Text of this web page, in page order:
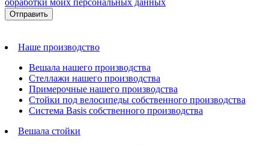
Наше производство
Вешала нашего производства
Стеллажи нашего производства
Примерочные нашего производства
Стойки под велосипеды собственного производства
Система Basis собственного производства
Вешала стойки